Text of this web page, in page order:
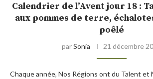
Calendrier de l’Avent jour 18 :
aux pommes de terre,
poêlé
parSonia 21 décembre
Chaque année, Nos Régions ont du Talent et